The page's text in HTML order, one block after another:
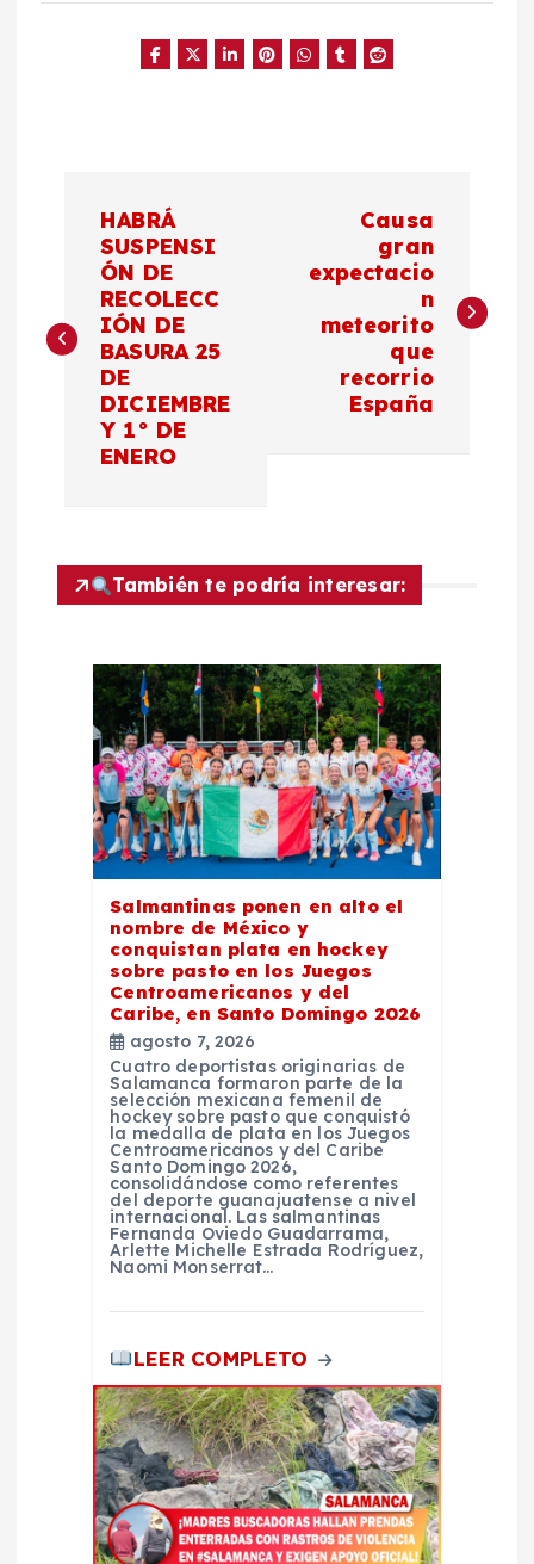
v
e
c
HABRÁ
SUSPENSI
ÓN DE
RECOLECC
IÓN DE
BASURA 25
DE
DICIEMBRE
Y 1° DE
ENERO
Causa
gran
expectacio
n
meteorito
que
recorrio
España
También te podría interesar:
Salmantinas ponen en alto el
nombre de México y
conquistan plata en hockey
sobre pasto en los Juegos
Centroamericanos y del
Caribe, en Santo Domingo 2026
agosto 7, 2026
Cuatro deportistas originarias de
Salamanca formaron parte de la
selección mexicana femenil de
hockey sobre pasto que conquistó
la medalla de plata en los Juegos
Centroamericanos y del Caribe
Santo Domingo 2026,
consolidándose como referentes
del deporte guanajuatense a nivel
internacional. Las salmantinas
Fernanda Oviedo Guadarrama,
Arlette Michelle Estrada Rodríguez,
Naomi Monserrat…
LEER COMPLETO